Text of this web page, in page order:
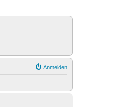
Anmelden